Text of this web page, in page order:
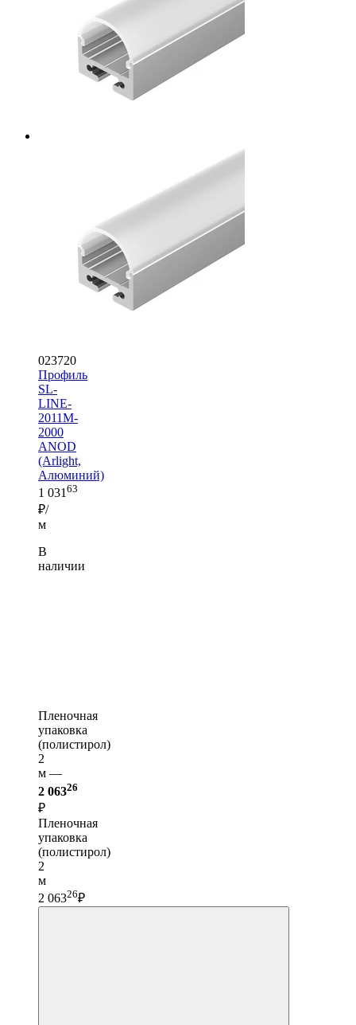
023720
Профиль
SL-
LINE-
2011M-
2000
ANOD
(Arlight,
Алюминий)
1 031 63
₽/
м
В
наличии
Пленочная
упаковка
(полистирол)
2
м —
2 06326
₽
Пленочная
упаковка
(полистирол)
2
м
2 06326₽